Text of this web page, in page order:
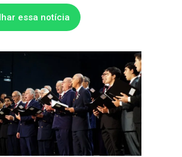
essa notícia